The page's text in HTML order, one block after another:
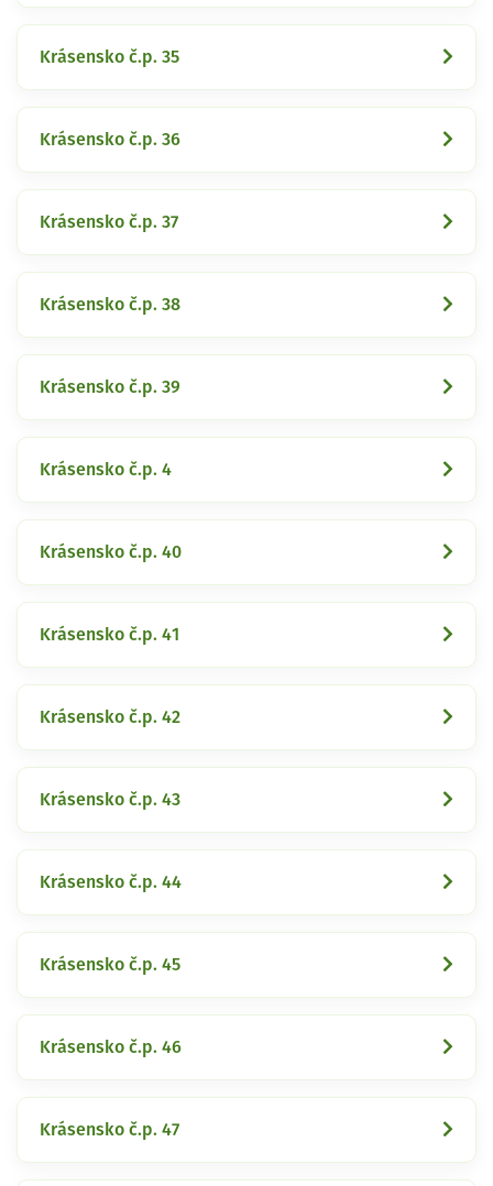
Krásensko č.p. 35
Krásensko č.p. 36
Krásensko č.p. 37
Krásensko č.p. 38
Krásensko č.p. 39
Krásensko č.p. 4
Krásensko č.p. 40
Krásensko č.p. 41
Krásensko č.p. 42
Krásensko č.p. 43
Krásensko č.p. 44
Krásensko č.p. 45
Krásensko č.p. 46
Krásensko č.p. 47